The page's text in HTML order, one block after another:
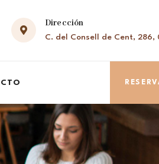
Dirección
C. del Consell de Cent, 286,